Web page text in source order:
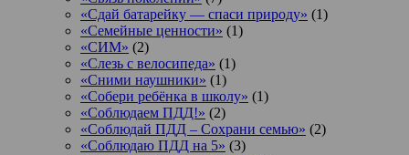
«Сдай батарейку — спаси природу» (1)
«Семейные ценности» (1)
«СИМ» (2)
«Слезь с велосипеда» (1)
«Сними наушники» (1)
«Собери ребёнка в школу» (1)
«Соблюдаем ПДД!» (2)
«Соблюдай ПДД – Сохрани семью» (2)
«Соблюдаю ПДД на 5» (3)